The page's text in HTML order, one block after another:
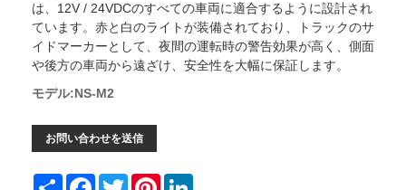
は、12V / 24VDCのすべての車両に適合するように設計され
ています。赤と白のライトが装備されており、トラックのサ
イドマーカーとして、夜間の運転時の警告効果が高く、側面
や後方の車両から遠ざけ、安全性を大幅に保証します。
モデル:NS-M2
お問い合わせを送信
Share Facebook
TwitterPinterest